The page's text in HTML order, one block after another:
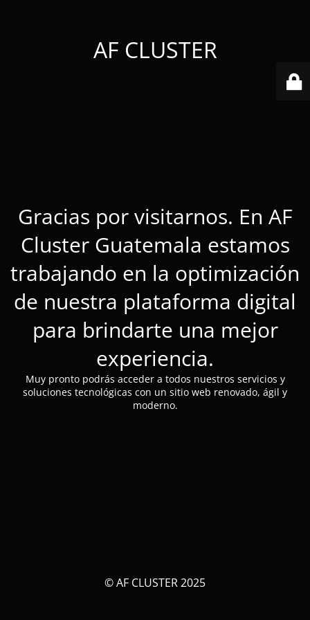
AF CLUSTER
Gracias por visitarnos. En AF
Cluster Guatemala estamos
trabajando en la optimización
de nuestra plataforma digital
para brindarte una mejor
experiencia.
Muy pronto podrás acceder a todos nuestros servicios y
soluciones tecnológicas con un sitio web renovado, ágil y
moderno.
© AF CLUSTER 2025